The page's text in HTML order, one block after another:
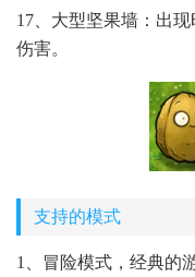
17、大型坚果墙：出
伤害。
支持的模式
1、冒险模式，经典的